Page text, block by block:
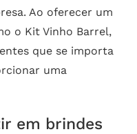
Ao oferecer um
o Kit Vinho Barrel,
que se importa
uma
em brindes